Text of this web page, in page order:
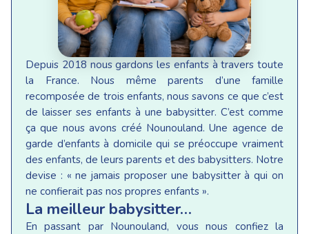
Depuis 2018 nous gardons les enfants à travers toute
la France. Nous même parents d’une famille
recomposée de trois enfants, nous savons ce que c’est
de laisser ses enfants à une babysitter. C’est comme
ça que nous avons créé Nounouland. Une agence de
garde d’enfants à domicile qui se préoccupe vraiment
des enfants, de leurs parents et des babysitters. Notre
devise : « ne jamais proposer une babysitter à qui on
ne confierait pas nos propres enfants ».
La meilleur babysitter…
En passant par Nounouland, vous nous confiez la